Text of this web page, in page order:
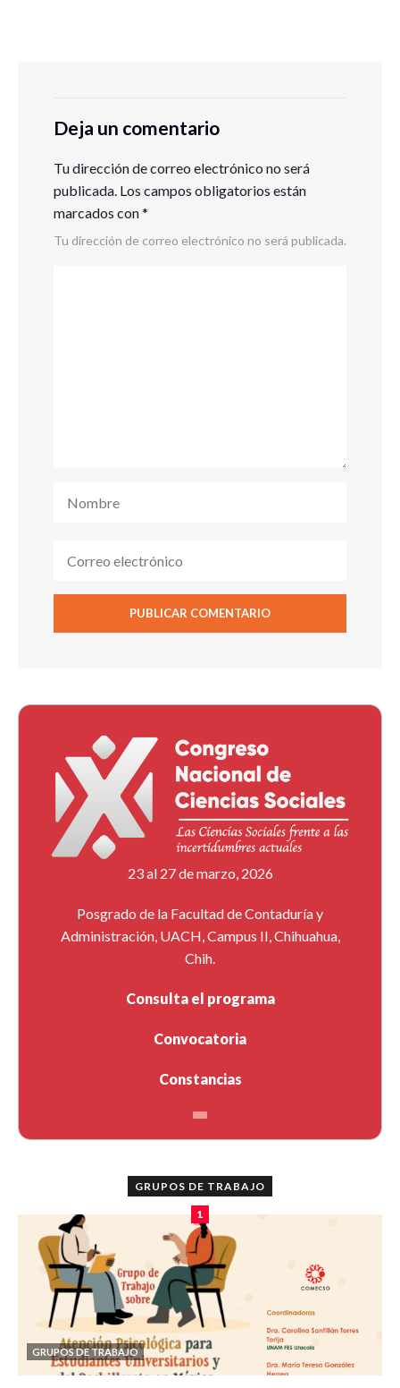
Deja un comentario
Tu dirección de correo electrónico no será
publicada. Los campos obligatorios están
marcados con*
Tu dirección de correo electrónico no será publicada.
23 al 27 de marzo, 2026
Posgrado de la Facultad de Contaduría y
Administración, UACH, Campus II, Chihuahua,
Chih.
Consulta el programa
Convocatoria
Constancias
GRUPOS DE TRABAJO
1
GRUPOS DE TRABAJO